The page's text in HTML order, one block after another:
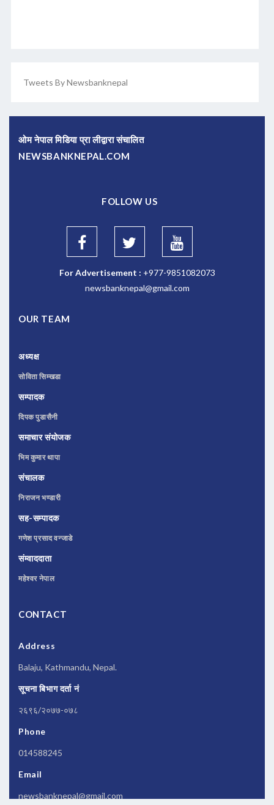
Tweets By Newsbanknepal
ओम नेपाल मिडिया प्रा लीद्वारा संचालित
NEWSBANKNEPAL.COM
FOLLOW US
For Advertisement : +977-9851082073
newsbanknepal@gmail.com
OUR TEAM
अध्यक्ष
सोविता सिम्खडा
सम्पादक
दिपक पुडासैनी
समाचार संयोजक
भिम कुमार थापा
संचालक
निराजन भण्डारी
सह-सम्पादक
गणेश प्रसाद वन्जाडे
संम्वाददाता
महेश्वर नेपाल
CONTACT
Address
Balaju, Kathmandu, Nepal.
सूचना बिभाग दर्ता नं
२६९६/२०७७-०७८
Phone
014588245
Email
newsbanknepal@gmail.com